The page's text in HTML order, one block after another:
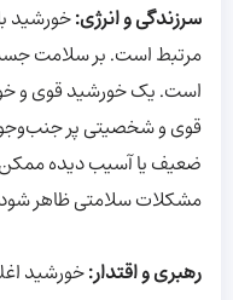
سرزندگی و انرژی:خورشید
مرتبط است. بر سلامت
است. یک خورشید قوی و
قوی و شخصیتی پر
ضعیف یا آسیب دیده ممکن
مشکلات سلامتی ظاهر
رهبری و اقتدار:خورشید